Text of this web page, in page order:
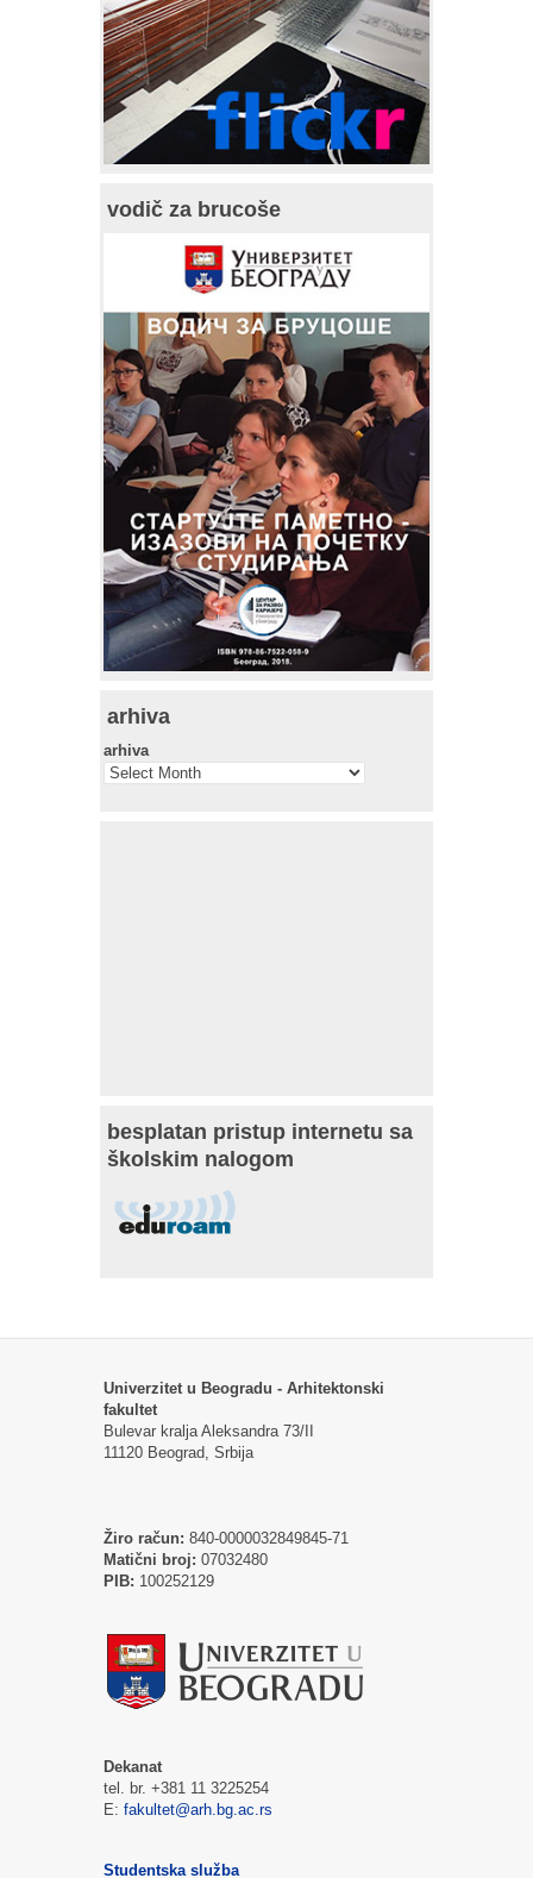
vodič za brucoše
arhiva
arhiva
besplatan pristup internetu sa
školskim nalogom
Univerzitet u Beogradu - Arhitektonski
fakultet
Bulevar kralja Aleksandra 73/II
11120 Beograd, Srbija
Žiro račun: 840-0000032849845-71
Matični broj: 07032480
PIB: 100252129
Dekanat
tel. br. +381 11 3225254
E: fakultet@arh.bg.ac.rs
Studentska služba